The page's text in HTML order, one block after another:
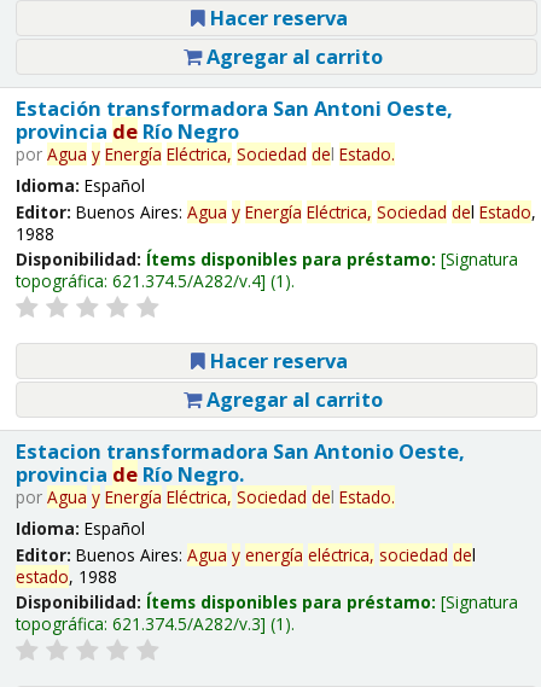
Hacer reserva
Agregar al carrito
Estación transformadora San Antoni Oeste,
provincia deRío Negro
por Agua y Energía Eléctrica, Sociedad del Estado.
Idioma: Español
Editor: Buenos Aires: Agua y Energía Eléctrica, Sociedad del Estado,
1988
Disponibilidad: Ítems disponibles para préstamo: Signatura
topográfica: 621.374.5/A282/v.4 (1).
Hacer reserva
Agregar al carrito
Estacion transformadora San Antonio Oeste,
provincia deRío Negro.
por Agua y Energía Eléctrica, Sociedad del Estado.
Idioma: Español
Editor: Buenos Aires: Agua y energía eléctrica, sociedad del
estado, 1988
Disponibilidad: Ítems disponibles para préstamo: Signatura
topográfica: 621.374.5/A282/v.3 (1).